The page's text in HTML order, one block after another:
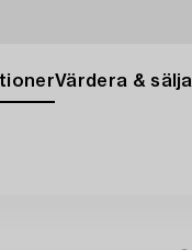
Värdera & sälja